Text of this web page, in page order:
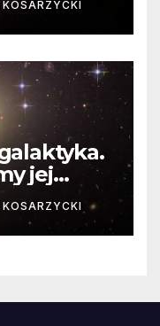
KOSARZYCKI
jej
KOSARZYCKI